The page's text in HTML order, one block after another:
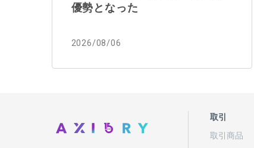
優勢となった
2026/08/06
取引
取引商品